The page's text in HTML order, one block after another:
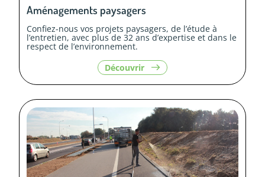
Aménagements paysagers
Confiez-nous vos projets paysagers, de l’étude à
l’entretien, avec plus de 32 ans d’expertise et dans le
respect de l’environnement.
Découvrir
le
contenu
«
paysagers
»